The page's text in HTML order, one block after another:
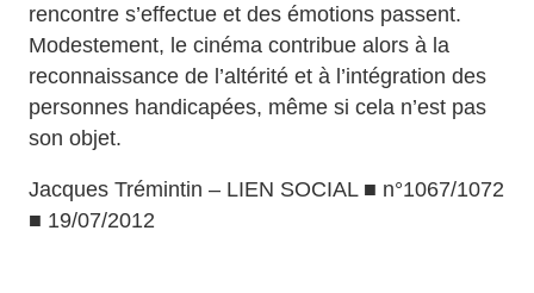
rencontre s’effectue et des émotions passent.
Modestement, le cinéma contribue alors à la
reconnaissance de l’altérité et à l’intégration des
personnes handicapées, même si cela n’est pas
son objet.
Jacques Trémintin – LIEN SOCIAL ■ n°1067/1072
■ 19/07/2012